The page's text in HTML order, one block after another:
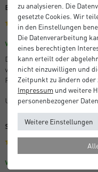
Beste Qualität
Verifizierter Kauf Größe: 21
Die bestellten Artikel
verpackt und sehr schnell
Produkte!
Unbekannt
Schon der 10. Alpha
Verifizierter Kauf
zu analysieren. Die
gesetzte Cookies. Wir
in den Einstellungen
Die Datenverarbeitung
eines berechtigten
kann erteilt oder
nicht einzuwilligen und
Zeitpunkt zu ändern
Impressum und weitere
personenbezogener
Weitere Einstellungen